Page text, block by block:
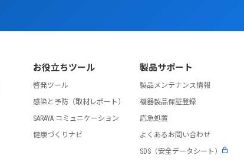
お役立ちツール
啓発ツール
感染と予防（取材レポート）
SARAYA コミュニケーション
健康づくりナビ
製品サポート
製品メンテナンス情報
機器製品保証登録
応急処置
よくあるお問い合わせ
SDS（安全データシート）